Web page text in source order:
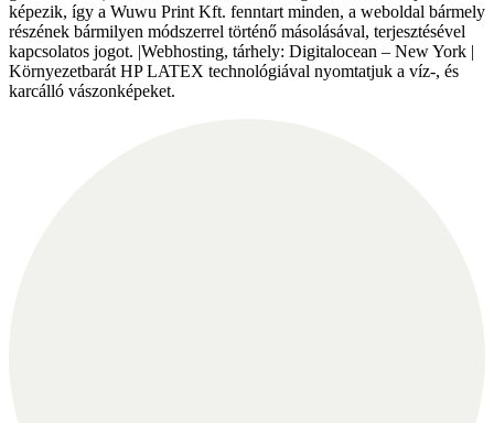
képezik, így a Wuwu Print Kft. fenntart minden, a weboldal bármely
részének bármilyen módszerrel történő másolásával, terjesztésével
kapcsolatos jogot. |Webhosting, tárhely: Digitalocean – New York |
Környezetbarát HP LATEX technológiával nyomtatjuk a víz-, és
karcálló vászonképeket.